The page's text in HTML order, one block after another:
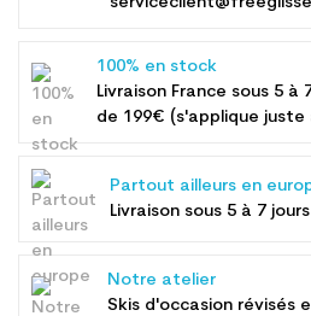
100% en stock
Livraison France sous 5
de 199€ (s'applique
Partout ailleurs en
Livraison sous 5 à 7 jours
Notre atelier
Skis d'occasion révisés